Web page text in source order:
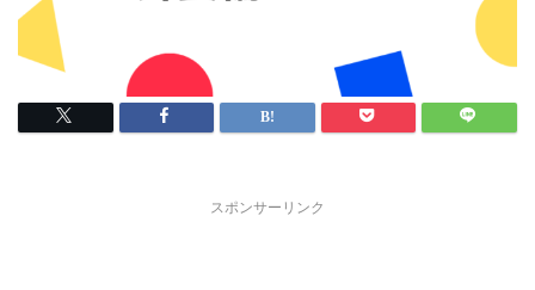
スポンサーリンク